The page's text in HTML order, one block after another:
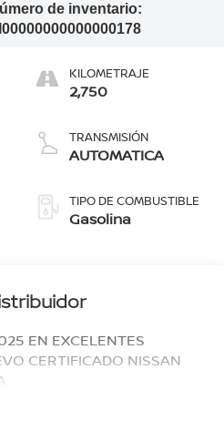
de inventario:
KILOMETRAJE
2,750
TRANSMISIÓN
AUTOMATICA
TIPO DE COMBUSTIBLE
Gasolina
EN EXCELENTES
CERTIFICADO NISSAN